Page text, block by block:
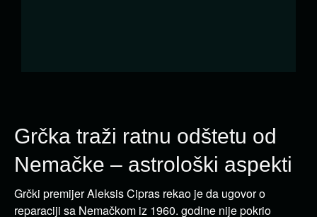
Grčka traži ratnu odštetu od
Nemačke – astrološki aspekti
Grčki premijer Aleksis Cipras rekao je da ugovor o
reparaciji sa Nemačkom iz 1960. godine nije pokrio